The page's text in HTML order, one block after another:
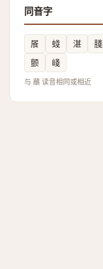
同音字
䬤 䗃 湛 䏼
颤
㟞
与 蘸 读音相同或相近